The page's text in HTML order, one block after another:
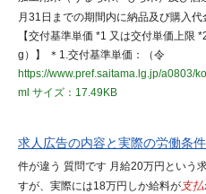
月31日までの期間内に納品及び購入代
【交付基準単価 *1 又は交付単価上限
g）】 ＊1.交付基準単価：（令
https://www.pref.saitama.lg.jp/a0803/
ml サイズ：17.49KB
求人広告の内容と実際の労働条
件が違う 質問です 月給20万円という
すが、実際には18万円しか給料が支払